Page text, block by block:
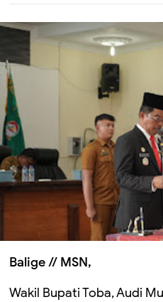
Balige // MSN,
Wakil Bupati Toba, Audi